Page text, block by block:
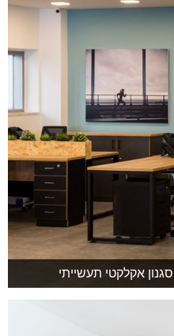
אקלקטי תעשייתי